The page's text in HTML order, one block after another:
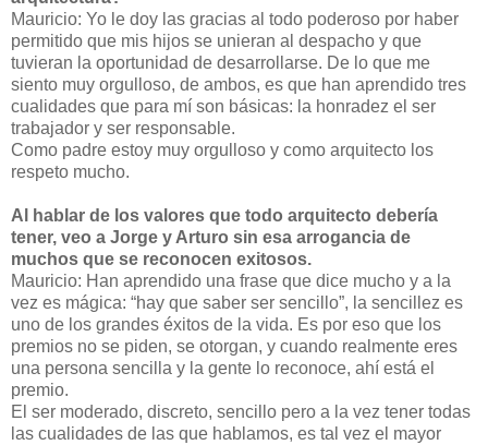
Mauricio: Yo le doy las gracias al todo poderoso por haber
permitido que mis hijos se unieran al despacho y que
tuvieran la oportunidad de desarrollarse. De lo que me
siento muy orgulloso, de ambos, es que han aprendido tres
cualidades que para mí son básicas: la honradez el ser
trabajador y ser responsable.
Como padre estoy muy orgulloso y como arquitecto los
respeto mucho.
Al hablar de los valores que todo arquitecto debería
tener, veo a Jorge y Arturo sin esa arrogancia de
muchos que se reconocen exitosos.
Mauricio: Han aprendido una frase que dice mucho y a la
vez es mágica: “hay que saber ser sencillo”, la sencillez es
uno de los grandes éxitos de la vida. Es por eso que los
premios no se piden, se otorgan, y cuando realmente eres
una persona sencilla y la gente lo reconoce, ahí está el
premio.
El ser moderado, discreto, sencillo pero a la vez tener todas
las cualidades de las que hablamos, es tal vez el mayor